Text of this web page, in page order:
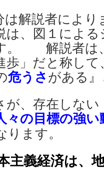
は解説者に
は、図１によ
。 解説者は
歩」だと称し
危うさ がある
が、存在しな
々の目標の強
ります。
主義経済は、